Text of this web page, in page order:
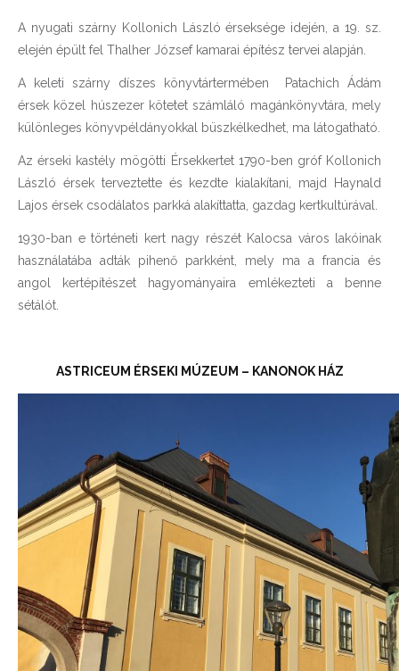
A nyugati szárny Kollonich László érseksége idején, a 19. sz.
elején épült fel Thalher József kamarai építész tervei alapján.
A keleti szárny díszes könyvtártermében Patachich Ádám
érsek közel húszezer kötetet számláló magánkönyvtára, mely
különleges könyvpéldányokkal büszkélkedhet, ma látogatható.
Az érseki kastély mögötti Érsekkertet 1790-ben gróf Kollonich
László érsek terveztette és kezdte kialakítani, majd Haynald
Lajos érsek csodálatos parkká alakíttatta, gazdag kertkultúrával.
1930-ban e történeti kert nagy részét Kalocsa város lakóinak
használatába adták pihenő parkként, mely ma a francia és
angol kertépítészet hagyományaira emlékezteti a benne
sétálót.
ASTRICEUM ÉRSEKI MÚZEUM – KANONOK HÁZ